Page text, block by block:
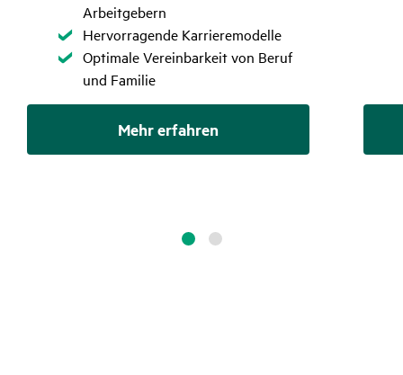
Arbeitgebern
Zutreffend
Hervorragende Karrieremodelle
Zutreffend
Optimale Vereinbarkeit von Beruf
und Familie
Mehr erfahren